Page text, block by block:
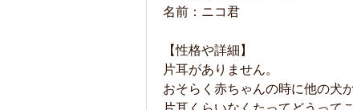
名前：ニコ君
【性格や詳細】
片耳がありません。
おそらく赤ちゃんの時に他の犬